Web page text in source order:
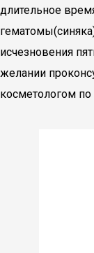
длительное
исчезновения
желании
косметологом по